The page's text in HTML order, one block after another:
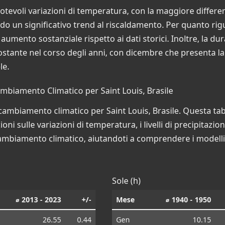
variazioni di temperatura, con la maggiore
un significativo trend al riscaldamento. Per quanto
sostanziale rispetto ai dati storici. Inoltre, la
nel corso degli anni, con dicembre che presenta
Climatico per Saint Louis, Brasile
climatico per Saint Louis, Brasile. Questa
sulle variazioni di temperatura, i livelli di
climatico, aiutandoti a comprendere i
⌀ 2013 - 2023 +/-
26.55
0.44
Sole (h)
Mese ⌀ 1940 - 1950
Gen 10.15